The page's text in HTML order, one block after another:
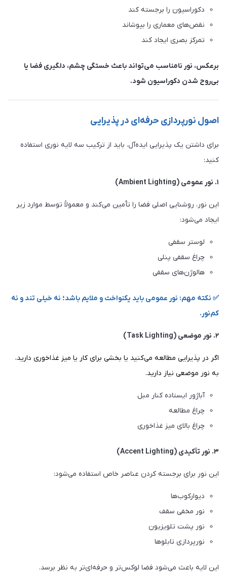
دکوراسیون را برجسته کند
نقص‌های معماری را بپوشاند
تمرکز بصری ایجاد کند
برعکس، نور نامناسب می‌تواند باعث خستگی چشم، دلگیری فضا یا
بی‌روح شدن دکوراسیون شود.
اصول نورپردازی حرفه‌ای در پذیرایی
برای داشتن یک پذیرایی ایده‌آل، باید از ترکیب سه لایه نوری استفاده
کنید:
۱. نور عمومی (Ambient Lighting)
این نور، روشنایی اصلی فضا را تأمین می‌کند و معمولاً توسط موارد زیر
ایجاد می‌شود:
لوستر سقفی
چراغ سقفی پنلی
هالوژن‌های سقفی
✅ نکته مهم: نور عمومی باید یکنواخت و ملایم باشد؛ نه خیلی تند و نه
کم‌نور.
۲. نور موضعی (Task Lighting)
اگر در پذیرایی مطالعه می‌کنید یا بخشی برای کار یا میز غذاخوری دارید،
به نور موضعی نیاز دارید.
آباژور ایستاده کنار مبل
چراغ مطالعه
چراغ بالای میز غذاخوری
۳. نور تأکیدی (Accent Lighting)
این نور برای برجسته کردن عناصر خاص استفاده می‌شود:
دیوارکوب‌ها
نور مخفی سقف
نور پشت تلویزیون
نورپردازی تابلوها
این لایه باعث می‌شود فضا لوکس‌تر و حرفه‌ای‌تر به نظر برسد.